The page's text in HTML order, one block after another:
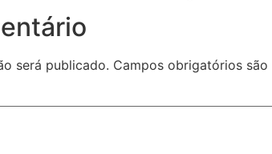
será publicado. Campos obrigatórios